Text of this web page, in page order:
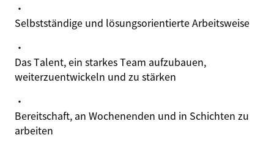
·
Selbstständige und lösungsorientierte Arbeitsweise
·
Das Talent, ein starkes Team aufzubauen,
weiterzuentwickeln und zu stärken
·
Bereitschaft, an Wochenenden und in Schichten zu
arbeiten